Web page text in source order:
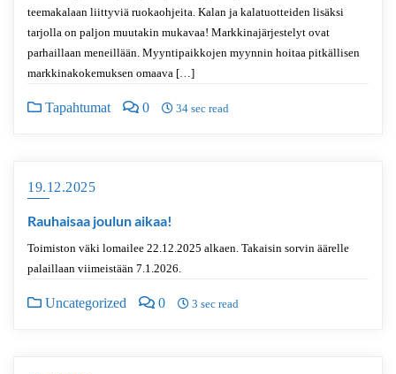
teemakalaan liittyviä ruokaohjeita. Kalan ja kalatuotteiden lisäksi
tarjolla on paljon muutakin mukavaa! Markkinajärjestelyt ovat
parhaillaan meneillään. Myyntipaikkojen myynnin hoitaa pitkällisen
markkinakokemuksen omaava […]
Tapahtumat 0 34 sec read
19.12.2025
Rauhaisaa joulun aikaa!
Toimiston väki lomailee 22.12.2025 alkaen. Takaisin sorvin äärelle
palaillaan viimeistään 7.1.2026.
Uncategorized 0 3 sec read